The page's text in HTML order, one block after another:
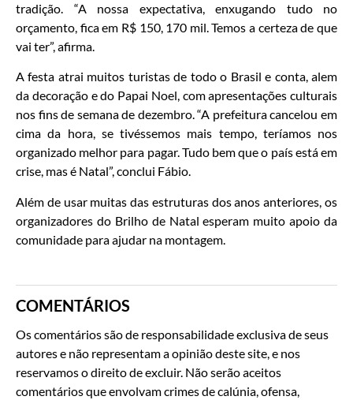
tradição. “A nossa expectativa, enxugando tudo no
orçamento, fica em R$ 150, 170 mil. Temos a certeza de que
vai ter”, afirma.
A festa atrai muitos turistas de todo o Brasil e conta, alem
da decoração e do Papai Noel, com apresentações culturais
nos fins de semana de dezembro. “A prefeitura cancelou em
cima da hora, se tivéssemos mais tempo, teríamos nos
organizado melhor para pagar. Tudo bem que o país está em
crise, mas é Natal”, conclui Fábio.
Além de usar muitas das estruturas dos anos anteriores, os
organizadores do Brilho de Natal esperam muito apoio da
comunidade para ajudar na montagem.
COMENTÁRIOS
Os comentários são de responsabilidade exclusiva de seus
autores e não representam a opinião deste site, e nos
reservamos o direito de excluir. Não serão aceitos
comentários que envolvam crimes de calúnia, ofensa,